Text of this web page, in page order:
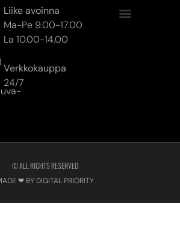
Liike avoinna
Ma-Pe 9.00-17.00
La 10.00-14.00
Verkkokauppa
24/7
© ALL RIGHTS RESERVED
❤ BY DIGITAL PRIORITY